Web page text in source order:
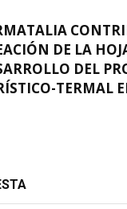
DE LA
DEL
TERMAL